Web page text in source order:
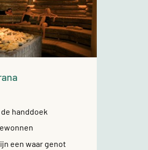
handdoek
een waar genot